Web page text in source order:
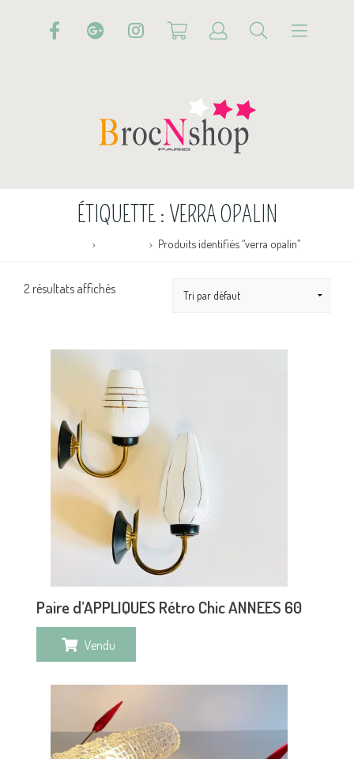
ÉTIQUETTE : VERRA OPALIN
Produits identifiés “verra opalin”
2 résultats affichés
Paire d’APPLIQUES Rétro Chic ANNEES 60
Vendu